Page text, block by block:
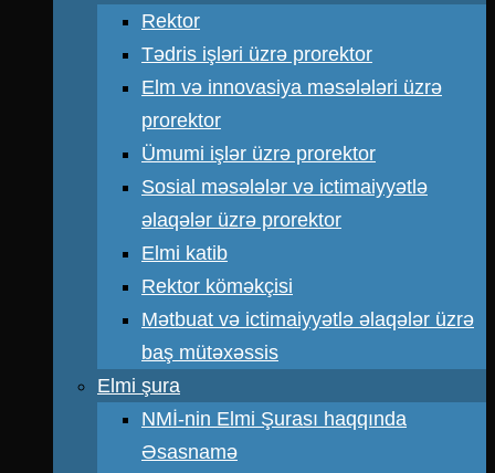
Rektor
Tədris işləri üzrə prorektor
Elm və innovasiya məsələləri üzrə
prorektor
Ümumi işlər üzrə prorektor
Sosial məsələlər və ictimaiyyətlə
əlaqələr üzrə prorektor
Elmi katib
Rektor köməkçisi
Mətbuat və ictimaiyyətlə əlaqələr üzrə
baş mütəxəssis
Elmi şura
NMİ-nin Elmi Şurası haqqında
Əsasnamə